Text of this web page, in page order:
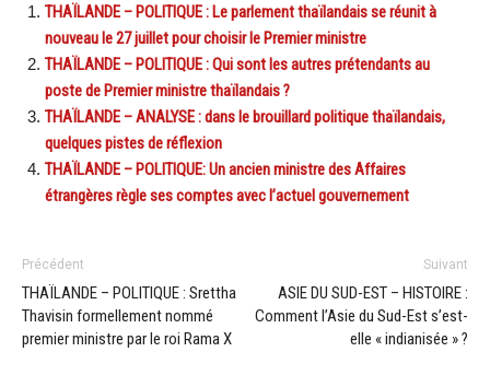
THAÏLANDE – POLITIQUE : Le parlement thaïlandais se réunit à
nouveau le 27 juillet pour choisir le Premier ministre
THAÏLANDE – POLITIQUE : Qui sont les autres prétendants au
poste de Premier ministre thaïlandais ?
THAÏLANDE – ANALYSE : dans le brouillard politique thaïlandais,
quelques pistes de réflexion
THAÏLANDE – POLITIQUE: Un ancien ministre des Affaires
étrangères règle ses comptes avec l’actuel gouvernement
Précédent
THAÏLANDE – POLITIQUE : Srettha
Thavisin formellement nommé
premier ministre par le roi Rama X
Suivant
ASIE DU SUD-EST – HISTOIRE :
Comment l’Asie du Sud-Est s’est-
elle « indianisée » ?